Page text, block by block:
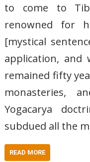
to come to
renowned for
[mystical
application, and
remained fifty
monasteries,
Yogacarya
subdued all the
READ MORE